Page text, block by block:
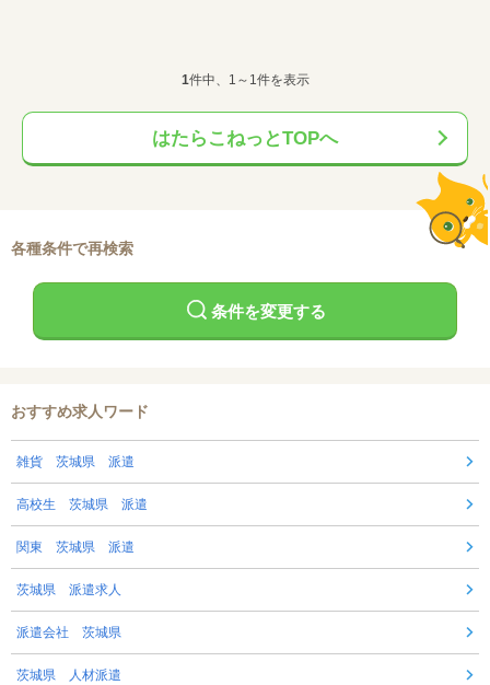
1件中、1～1件を表示
はたらこねっとTOPへ
各種条件で再検索
条件を変更する
おすすめ求人ワード
雑貨 茨城県 派遣
高校生 茨城県 派遣
関東 茨城県 派遣
茨城県 派遣求人
派遣会社 茨城県
茨城県 人材派遣